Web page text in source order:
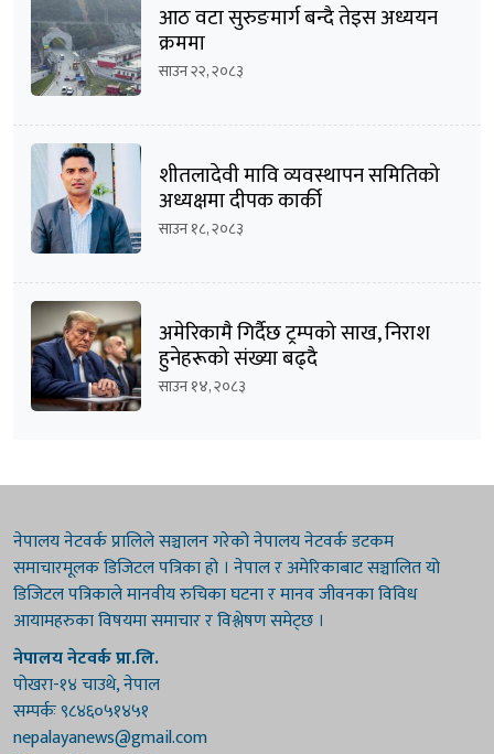
आठ वटा सुरुङमार्ग बन्दै तेइस अध्ययन
क्रममा
साउन २२, २०८३
शीतलादेवी मावि व्यवस्थापन समितिको
अध्यक्षमा दीपक कार्की
साउन १८, २०८३
अमेरिकामै गिर्दैछ ट्रम्पको साख, निराश
हुनेहरूको संख्या बढ्दै
साउन १४, २०८३
नेपालय नेटवर्क प्रालिले सञ्चालन गरेको नेपालय नेटवर्क डटकम
समाचारमूलक डिजिटल पत्रिका हो । नेपाल र अमेरिकाबाट सञ्चालित यो
डिजिटल पत्रिकाले मानवीय रुचिका घटना र मानव जीवनका विविध
आयामहरुका विषयमा समाचार र विश्लेषण समेट्छ ।
नेपालय नेटवर्क प्रा.लि.
पोखरा-१४ चाउथे, नेपाल
सम्पर्कः ९८४६०५१४५१
nepalayanews@gmail.com